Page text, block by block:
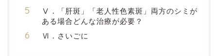
Ⅴ．「肝斑」「老人性色素斑」両方のシミが
ある場合どんな治療が必要？
Ⅵ．さいごに